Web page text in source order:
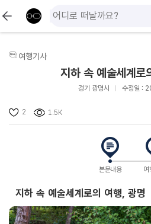
여행기사
지하 속 예술세계로
경기 광명시 수정일 :
2 1.5K
본문내용 여
지하 속 예술세계로의 여행, 광명